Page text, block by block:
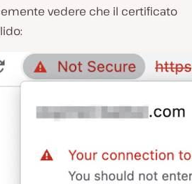
vedere che il certificato